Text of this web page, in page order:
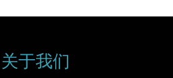
关于我们